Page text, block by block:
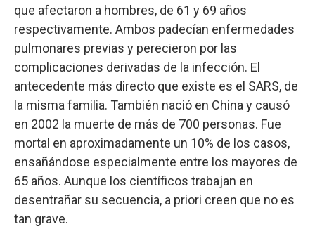
que afectaron a hombres, de 61 y 69 años
respectivamente. Ambos padecían enfermedades
pulmonares previas y perecieron por las
complicaciones derivadas de la infección. El
antecedente más directo que existe es el SARS, de
la misma familia. También nació en China y causó
en 2002 la muerte de más de 700 personas. Fue
mortal en aproximadamente un 10% de los casos,
ensañándose especialmente entre los mayores de
65 años. Aunque los científicos trabajan en
desentrañar su secuencia, a priori creen que no es
tan grave.